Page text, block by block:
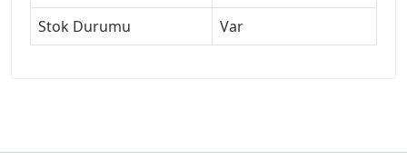
Stok Durumu
Var